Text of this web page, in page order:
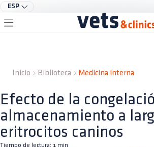
ESP
Inicio Biblioteca Medicina interna
Efecto de la
almacenamiento a
eritrocitos caninos
Tiempo de lectura: 1 min